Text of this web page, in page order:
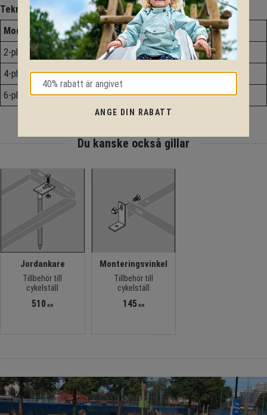
Teknisk data:
Modell
Längd
Vikt
2-platser
700 mm
20,0 kg
4-platser
1400 mm
39,0 kg
6-platser
2100 mm 59,0 kg
Du kanske också gillar
Jordankare
Tillbehör till
cykelställ
510 KR
Monteringsvinkel
Tillbehör till
cykelställ
145 KR
ANGE DIN RABATT